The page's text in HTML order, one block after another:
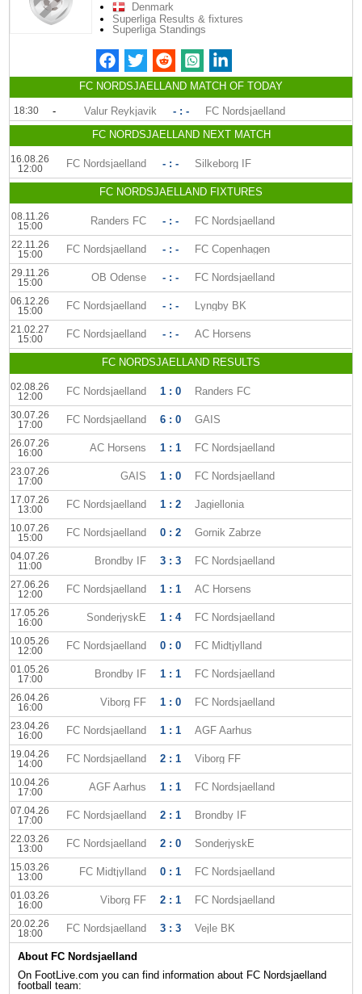
Denmark
Superliga Results & fixtures
Superliga Standings
FC NORDSJAELLAND MATCH OF TODAY
18:30 - Valur Reykjavik - : -
FC Nordsjaelland
FC NORDSJAELLAND NEXT MATCH
16.08.26
12:00
FC Nordsjaelland - : - Silkeborg IF
FC NORDSJAELLAND FIXTURES
08.11.26
15:00
Randers FC - : - FC Nordsjaelland
22.11.26
15:00
FC Nordsjaelland - : - FC Copenhagen
29.11.26
15:00
OB Odense - : - FC Nordsjaelland
06.12.26
15:00
FC Nordsjaelland - : - Lyngby BK
21.02.27
15:00
FC Nordsjaelland - : - AC Horsens
FC NORDSJAELLAND RESULTS
02.08.26
12:00
FC Nordsjaelland 1 : 0 Randers FC
30.07.26
17:00
FC Nordsjaelland 6 : 0 GAIS
26.07.26
16:00
AC Horsens 1 : 1 FC Nordsjaelland
23.07.26
17:00
GAIS 1 : 0 FC Nordsjaelland
17.07.26
13:00
FC Nordsjaelland 1 : 2 Jagiellonia
10.07.26
15:00
FC Nordsjaelland 0 : 2 Gornik Zabrze
04.07.26
11:00
Brondby IF 3 : 3 FC Nordsjaelland
27.06.26
12:00
FC Nordsjaelland 1 : 1 AC Horsens
17.05.26
16:00
SonderjyskE 1 : 4 FC Nordsjaelland
10.05.26
12:00
FC Nordsjaelland 0 : 0 FC Midtjylland
01.05.26
17:00
Brondby IF 1 : 1 FC Nordsjaelland
26.04.26
16:00
Viborg FF 1 : 0 FC Nordsjaelland
23.04.26
16:00
FC Nordsjaelland 1 : 1 AGF Aarhus
19.04.26
14:00
FC Nordsjaelland 2 : 1 Viborg FF
10.04.26
17:00
AGF Aarhus 1 : 1 FC Nordsjaelland
07.04.26
17:00
FC Nordsjaelland 2 : 1 Brondby IF
22.03.26
13:00
FC Nordsjaelland 2 : 0 SonderjyskE
15.03.26
13:00
FC Midtjylland 0 : 1 FC Nordsjaelland
01.03.26
16:00
Viborg FF 2 : 1 FC Nordsjaelland
20.02.26
18:00
FC Nordsjaelland 3 : 3 Vejle BK
About FC Nordsjaelland
On FootLive.com you can find information about FC Nordsjaelland
football team: